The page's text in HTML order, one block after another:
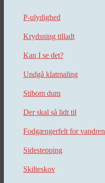
P-ulydighed
Krydsning tilladt
Kan I se det?
Undgå klatmaling
Stibom dum
Der skal så lidt til
Fodgængerfelt for
Sidestepping
Skilteskov